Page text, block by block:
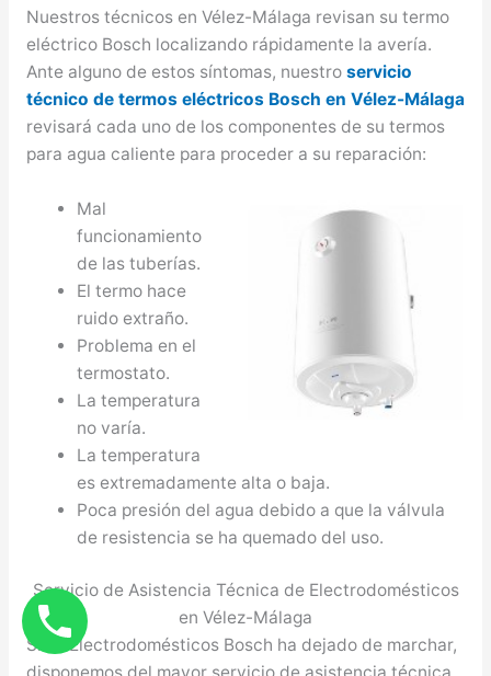
Nuestros técnicos en Vélez-Málaga revisan su termo
eléctrico Bosch localizando rápidamente la avería.
Ante alguno de estos síntomas, nuestro servicio
técnico de termos eléctricos Bosch en Vélez-Málaga
revisará cada uno de los componentes de su termos
para agua caliente para proceder a su reparación:
Mal
funcionamiento
de las tuberías.
El termo hace
ruido extraño.
Problema en el
termostato.
La temperatura
no varía.
La temperatura
es extremadamente alta o baja.
Poca presión del agua debido a que la válvula
de resistencia se ha quemado del uso.
Servicio de Asistencia Técnica de Electrodomésticos
en Vélez-Málaga
Si su Electrodomésticos Bosch ha dejado de marchar,